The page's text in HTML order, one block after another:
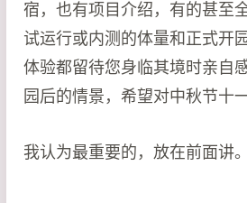
宿，也有项目介绍，有的甚至
试运行或内测的体量和正式开
体验都留待您身临其境时亲自
园后的情景，希望对中秋节十
我认为最重要的，放在前面讲。